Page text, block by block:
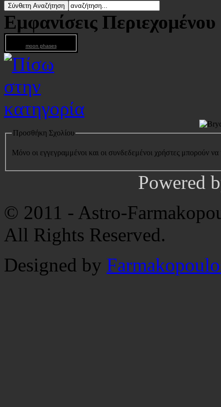
Εμφανίσεις Περιεχομένου
moon phases
Προσθήκη Σχολίου
Μόνο οι εγγεγραμμένοι και οι συνδεδεμένοι χρήστες μπορούν
Powered
© 2011 - Astro-
All Rights Reserved.
Designed by